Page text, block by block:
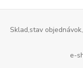
Sklad,stav
e-